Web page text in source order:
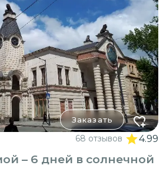
Заказать
68 отзывов 4.99
– 6 дней в солнечной